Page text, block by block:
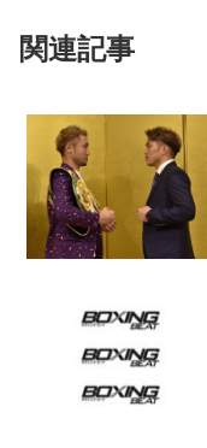
関連記事